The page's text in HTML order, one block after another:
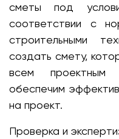
сметы под
соответствии с
строительными
создать смету,
всем проектным
обеспечим
на проект.
Проверка и